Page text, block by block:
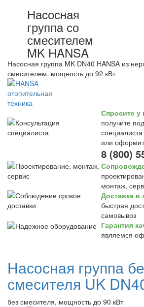
Насосная
группа со
смесителем
MK HANSA
Насосная группа MK DN40 HANSA из
смесителем, мощность до 92 кВт
Спросите у
получите
специалиста
или
8 (800)
монтаж,
Доставка в
быстрая
самовывоз
Гарантия
являемся
Насосная группа
смесителя UK
без смесителя, мощность до 90 кВт